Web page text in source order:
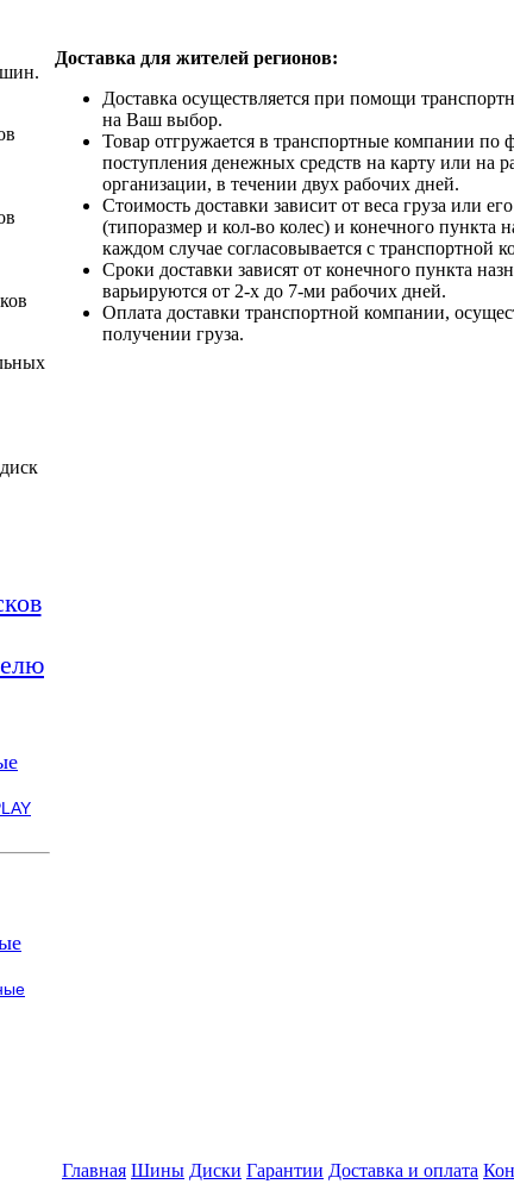
Доставка для жителей регионов:
Доставка осуществляется при помощи
на Ваш выбор.
Товар отгружается в транспортные компании по
поступления денежных средств на карту или на
организации, в течении двух рабочих дней.
Стоимость доставки зависит от веса груза или
(типоразмер и кол-во колес) и конечного пункта
каждом случае согласовывается с транспортной
Сроки доставки зависят от конечного пункта
варьируются от 2-х до 7-ми рабочих дней.
Оплата доставки транспортной компании,
получении груза.
Главная Шины Диски Гарантии Доставка и оплата